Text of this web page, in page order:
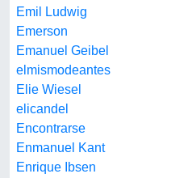
Emil Ludwig
Emerson
Emanuel Geibel
elmismodeantes
Elie Wiesel
elicandel
Encontrarse
Enmanuel Kant
Enrique Ibsen